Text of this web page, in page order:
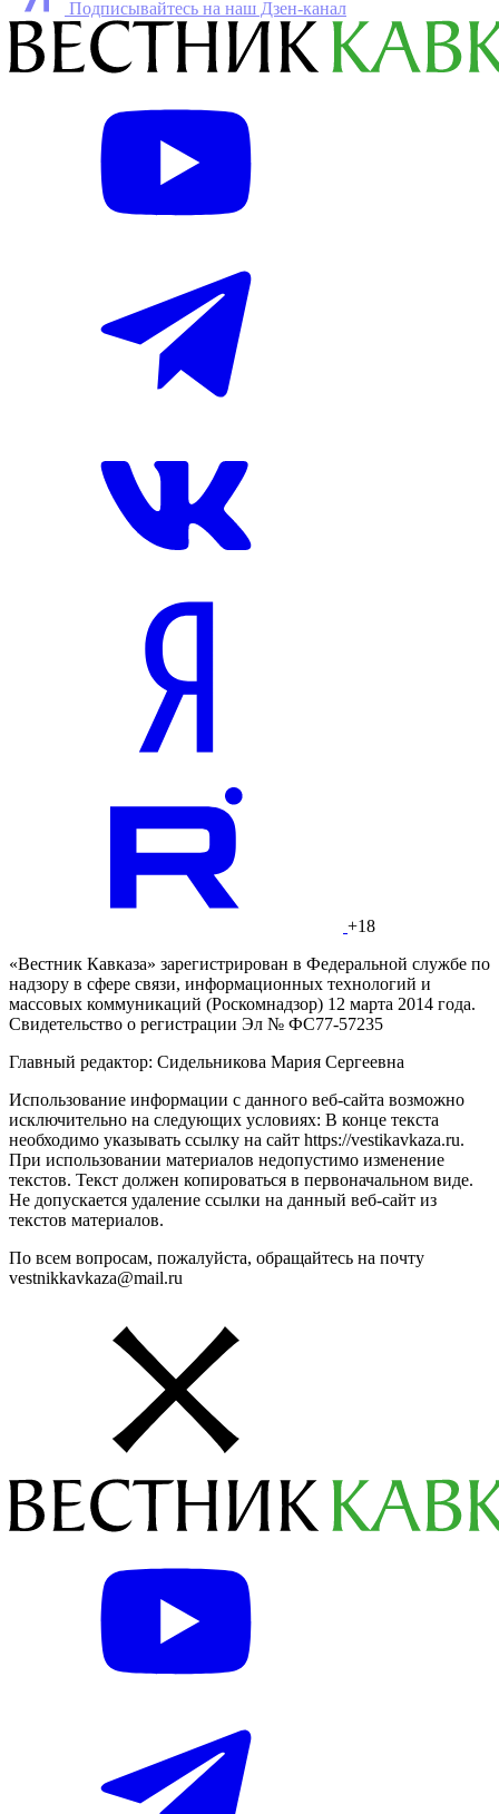
Подписывайтесь на наш Дзен-канал
+18
«Вестник Кавказа» зарегистрирован в Федеральной службе по
надзору в сфере связи, информационных технологий и
массовых коммуникаций (Роскомнадзор) 12 марта 2014 года.
Свидетельство о регистрации Эл № ФС77-57235
Главный редактор: Сидельникова Мария Сергеевна
Использование информации с данного веб-сайта возможно
исключительно на следующих условиях: В конце текста
необходимо указывать ссылку на сайт https://vestikavkaza.ru.
При использовании материалов недопустимо изменение
текстов. Текст должен копироваться в первоначальном виде.
Не допускается удаление ссылки на данный веб-сайт из
текстов материалов.
По всем вопросам, пожалуйста, обращайтесь на почту
vestnikkavkaza@mail.ru